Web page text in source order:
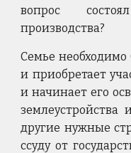
вопрос
производства?
Семье необходимо
и приобретает
и начинает его
другие нужные
ссуду от